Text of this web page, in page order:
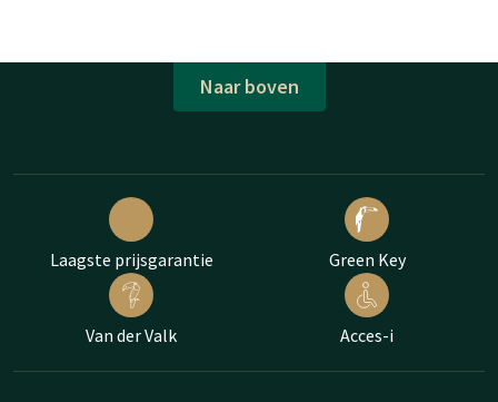
Naar boven
Laagste prijsgarantie Green Key
Van der Valk Acces-i